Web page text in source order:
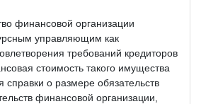
финансовой организации
управляющим как
требований кредиторов
стоимость такого имущества
справки о размере обязательств
финансовой организации,